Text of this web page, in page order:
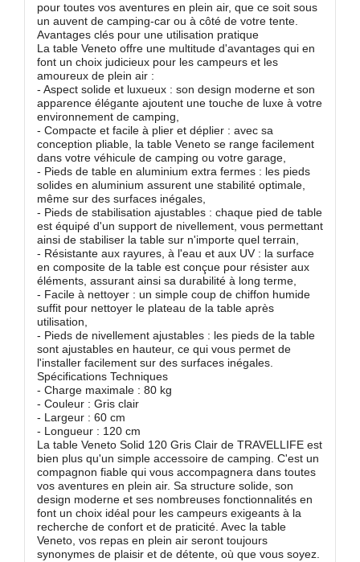
pour toutes vos aventures en plein air, que ce soit sous
un auvent de camping-car ou à côté de votre tente.
Avantages clés pour une utilisation pratique
La table Veneto offre une multitude d'avantages qui en
font un choix judicieux pour les campeurs et les
amoureux de plein air :
- Aspect solide et luxueux : son design moderne et son
apparence élégante ajoutent une touche de luxe à votre
environnement de camping,
- Compacte et facile à plier et déplier : avec sa
conception pliable, la table Veneto se range facilement
dans votre véhicule de camping ou votre garage,
- Pieds de table en aluminium extra fermes : les pieds
solides en aluminium assurent une stabilité optimale,
même sur des surfaces inégales,
- Pieds de stabilisation ajustables : chaque pied de table
est équipé d'un support de nivellement, vous permettant
ainsi de stabiliser la table sur n'importe quel terrain,
- Résistante aux rayures, à l'eau et aux UV : la surface
en composite de la table est conçue pour résister aux
éléments, assurant ainsi sa durabilité à long terme,
- Facile à nettoyer : un simple coup de chiffon humide
suffit pour nettoyer le plateau de la table après
utilisation,
- Pieds de nivellement ajustables : les pieds de la table
sont ajustables en hauteur, ce qui vous permet de
l'installer facilement sur des surfaces inégales.
Spécifications Techniques
- Charge maximale : 80 kg
- Couleur : Gris clair
- Largeur : 60 cm
- Longueur : 120 cm
La table Veneto Solid 120 Gris Clair de TRAVELLIFE est
bien plus qu'un simple accessoire de camping. C'est un
compagnon fiable qui vous accompagnera dans toutes
vos aventures en plein air. Sa structure solide, son
design moderne et ses nombreuses fonctionnalités en
font un choix idéal pour les campeurs exigeants à la
recherche de confort et de praticité. Avec la table
Veneto, vos repas en plein air seront toujours
synonymes de plaisir et de détente, où que vous soyez.